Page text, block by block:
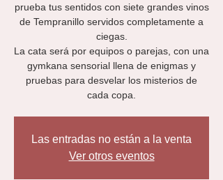
prueba tus sentidos con siete grandes vinos
de Tempranillo servidos completamente a
ciegas.
La cata será por equipos o parejas, con una
gymkana sensorial llena de enigmas y
pruebas para desvelar los misterios de
cada copa.
Las entradas no están a la venta
Ver otros eventos